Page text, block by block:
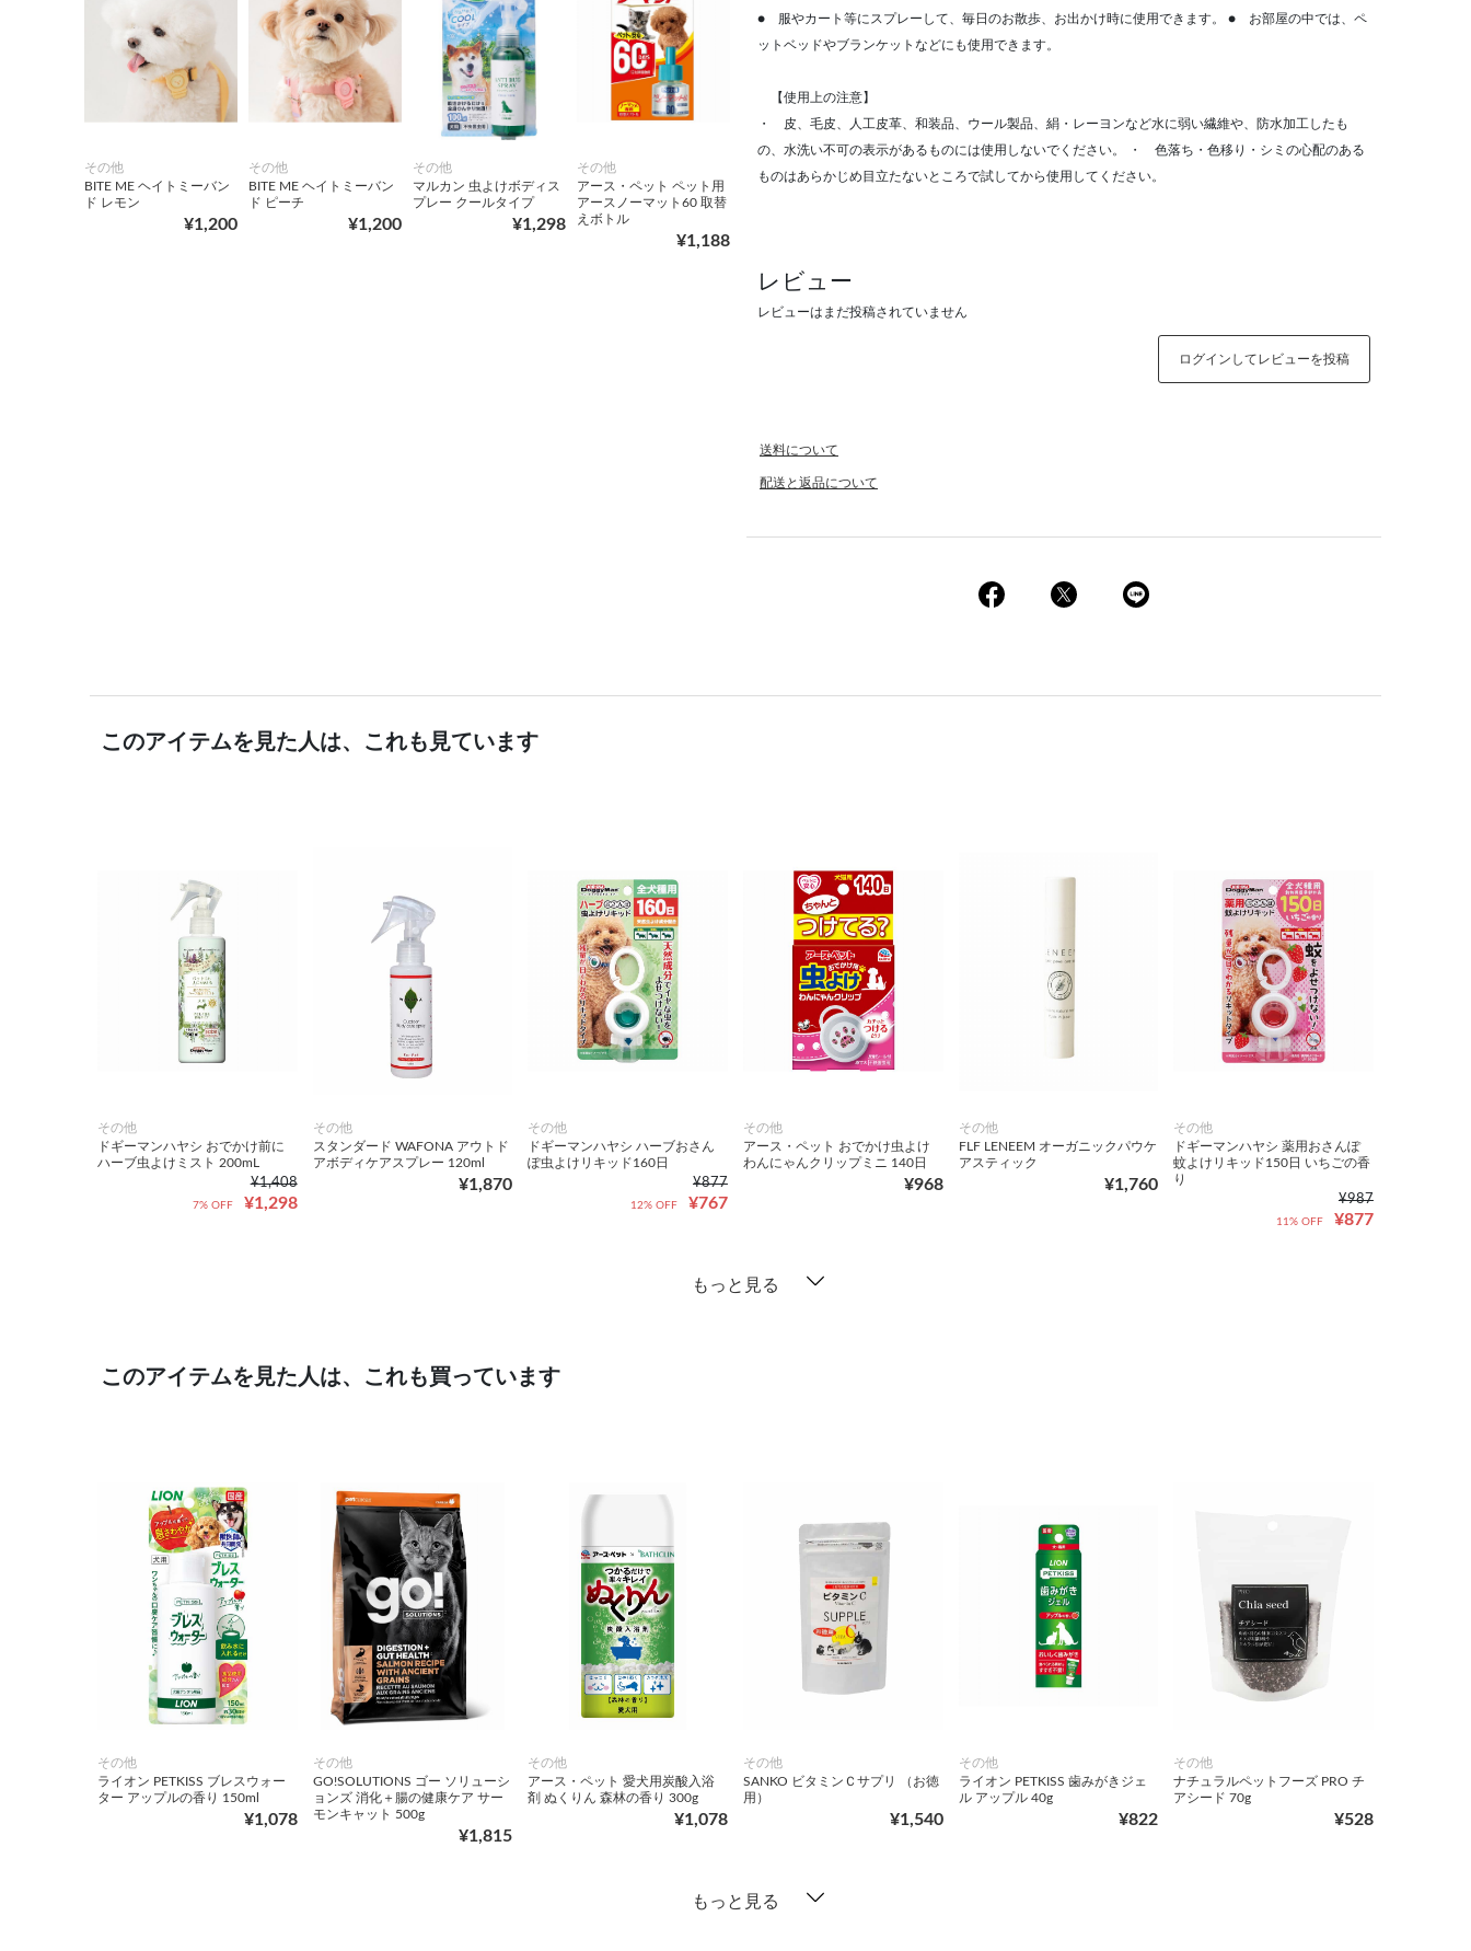
その他
BITE ME ヘイトミーバン
ド レモン
¥1,200
その他
BITE ME ヘイトミーバン
ド ピーチ
¥1,200
その他
マルカン 虫よけボディス
プレー クールタイプ
¥1,298
その他
アース・ペット ペット用
アースノーマット60 取替
えボトル
¥1,188
● 服やカート等にスプレーして、毎日のお散歩、お出かけ時に使用できます。 ● お部屋の中では、ペ
ットベッドやブランケットなどにも使用できます。
【使用上の注意】
・ 皮、毛皮、人工皮革、和装品、ウール製品、絹・レーヨンなど水に弱い繊維や、防水加工したも
の、水洗い不可の表示があるものには使用しないでください。 ・ 色落ち・色移り・シミの心配のある
ものはあらかじめ目立たないところで試してから使用してください。
レビュー
レビューはまだ投稿されていません
ログインしてレビューを投稿
送料について
配送と返品について
このアイテムを見た人は、これも見ています
その他
ドギーマンハヤシ おでかけ前に
ハーブ虫よけミスト 200mL
¥1,408
¥1,298
7% OFF
その他
スタンダード WAFONA アウトド
アボディケアスプレー 120ml
¥1,870
その他
ドギーマンハヤシ ハーブおさん
ぽ虫よけリキッド160日
¥877
¥767
12% OFF
その他
アース・ペット おでかけ虫よけ
わんにゃんクリップミニ 140日
¥968
その他
FLF LENEEM オーガニックパウケ
アスティック
¥1,760
その他
ドギーマンハヤシ 薬用おさんぽ
蚊よけリキッド150日 いちごの香
り
¥987
¥877
11% OFF
もっと見る
このアイテムを見た人は、これも買っています
その他
ライオン PETKISS ブレスウォー
ター アップルの香り 150ml
¥1,078
その他
GO!SOLUTIONS ゴー ソリューシ
ョンズ 消化＋腸の健康ケア サー
モンキャット 500g
¥1,815
その他
アース・ペット 愛犬用炭酸入浴
剤 ぬくりん 森林の香り 300g
¥1,078
その他
SANKO ビタミンＣサプリ （お徳
用）
¥1,540
その他
ライオン PETKISS 歯みがきジェ
ル アップル 40g
¥822
その他
ナチュラルペットフーズ PRO チ
アシード 70g
¥528
もっと見る